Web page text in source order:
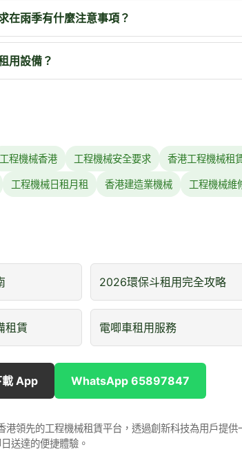
在雨季有什麼注意事項？
用設備？
工程機械香港 工程機械安全要求 香港工程機械租
工程機械日租月租 香港建造業機械 工程機械維
2026環保斗租用完全攻略
租賃 電唧車租用服務
載 App WhatsApp 65897847
港領先的工程機械租賃平台，透過創新科技為用戶提
送達的便捷體驗。